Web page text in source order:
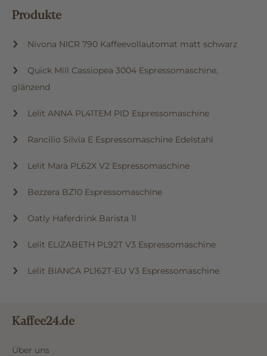
Produkte
Nivona NICR 790 Kaffeevollautomat matt schwarz
Quick Mill Cassiopea 3004 Espressomaschine,
glänzend
Lelit ANNA PL41TEM PID Espressomaschine
Rancilio Silvia E Espressomaschine Edelstahl
Lelit Mara PL62X V2 Espressomaschine
Bezzera BZ10 Espressomaschine
Oatly Haferdrink Barista 1l
Lelit ELIZABETH PL92T V3 Espressomaschine
Lelit BIANCA PL162T-EU V3 Espressomaschine
Kaffee24.de
Über uns